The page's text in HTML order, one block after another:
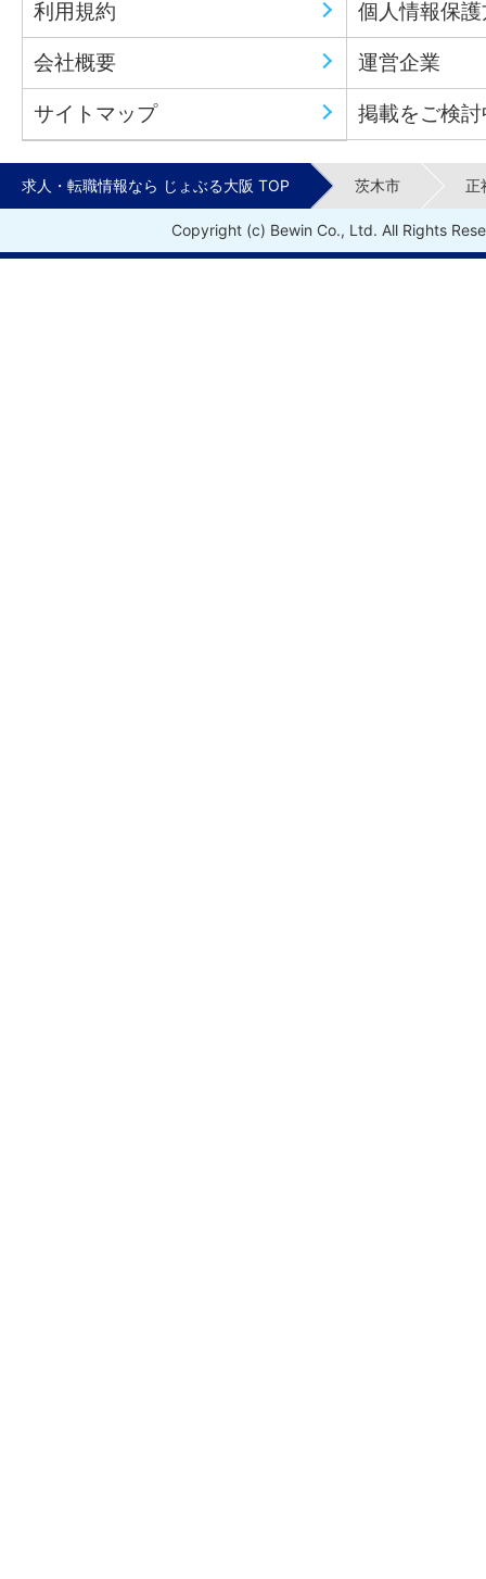
利用規約 個人情報保
会社概要 運営企業
サイトマップ 掲載をご検
求人・転職情報なら じょぶる大阪 TOP 茨木市 正
Copyright (c) Bewin Co., Ltd. All Rights